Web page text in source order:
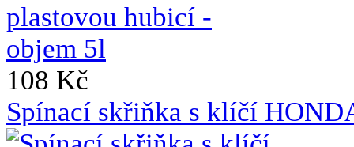
108 Kč
Spínací skřiňka s klíčí